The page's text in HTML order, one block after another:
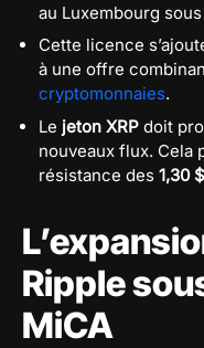
au Luxembourg
Cette licence
à une offre
cryptomonnaies.
Le jeton XRP doit
nouveaux flux. Cela
résistance des 1,30 $
Ripple
MiCA